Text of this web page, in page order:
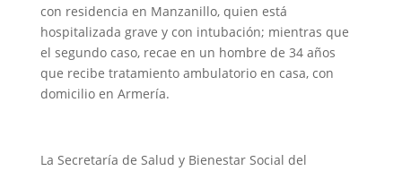
con residencia en Manzanillo, quien está
hospitalizada grave y con intubación; mientras que
el segundo caso, recae en un hombre de 34 años
que recibe tratamiento ambulatorio en casa, con
domicilio en Armería.
La Secretaría de Salud y Bienestar Social del